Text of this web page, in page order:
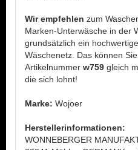
Wir empfehlen zum
Marken-Unterwäsche in der
grundsätzlich ein
Wäschenetz. Das können
Artikelnummer w759 gleich
die sich lohnt!
Marke: Wojoer
Herstellerinformationen:
WONNEBERGER